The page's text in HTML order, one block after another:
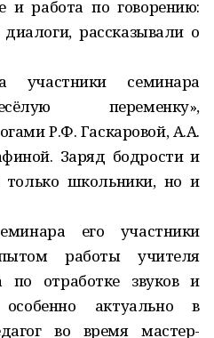
и работа по говорению:
рассказывали о
участники семинара
переменку»,
Р.Ф. Гаскаровой, А.А.
Заряд бодрости и
только школьники, но и
его участники
работы учителя
отработке звуков и
актуально в
во время мастер-